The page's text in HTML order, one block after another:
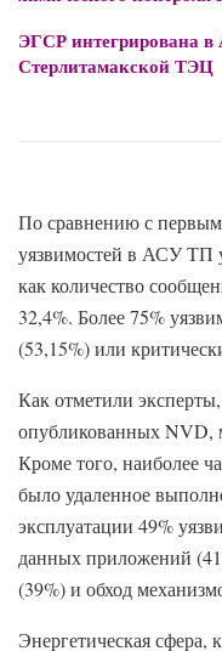
ЭГСР интегрирована
Стерлитамакской ТЭЦ
По сравнению с первым
уязвимостей в АСУ ТП
как количество
32,4%. Более 75%
(53,15%) или
Как отметили
опубликованных NVD,
Кроме того, наиболее
было удаленное
эксплуатации 49%
данных приложений
(39%) и обход
Энергетическая сфера,